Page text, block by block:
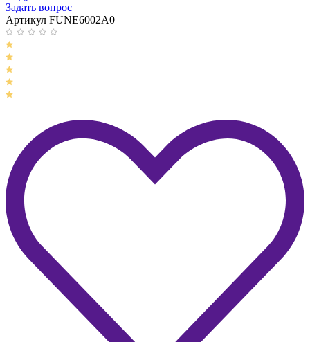
Задать вопрос
Артикул FUNE6002A0